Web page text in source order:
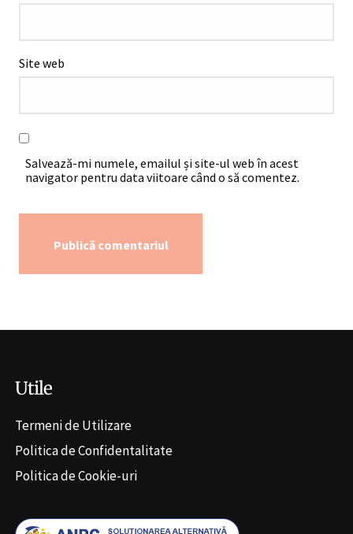
Site web
Salvează-mi numele, emailul și site-ul web în acest
navigator pentru data viitoare când o să comentez.
Utile
Termeni de Utilizare
Politica de Confidentalitate
Politica de Cookie-uri